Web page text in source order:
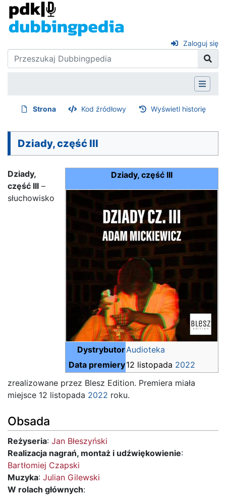
Zaloguj się
Strona Kod źródłowy Wyświetl historię
Dziady, część III
Dziady, część III
DystrybutorAudioteka
Data premiery12 listopada 2022
Dziady,
część III –
słuchowisko
zrealizowane przez Blesz Edition. Premiera miała
miejsce 12 listopada 2022 roku.
Obsada
Reżyseria: Jan Błeszyński
Realizacja nagrań, montaż i udźwiękowienie:
Bartłomiej Czapski
Muzyka: Julian Gilewski
W rolach głównych: